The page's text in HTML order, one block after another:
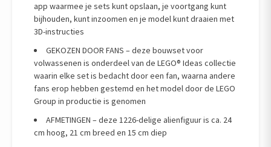
app waarmee je sets kunt opslaan, je voortgang kunt
bijhouden, kunt inzoomen en je model kunt draaien met
3D-instructies
GEKOZEN DOOR FANS – deze bouwset voor
volwassenen is onderdeel van de LEGO® Ideas collectie
waarin elke set is bedacht door een fan, waarna andere
fans erop hebben gestemd en het model door de LEGO
Group in productie is genomen
AFMETINGEN – deze 1226-delige alienfiguur is ca. 24
cm hoog, 21 cm breed en 15 cm diep